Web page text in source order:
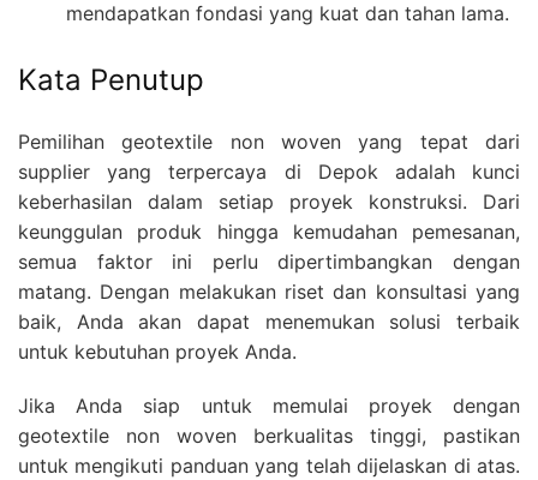
mendapatkan fondasi yang kuat dan tahan lama.
Kata Penutup
Pemilihan geotextile non woven yang tepat dari
supplier yang terpercaya di Depok adalah kunci
keberhasilan dalam setiap proyek konstruksi. Dari
keunggulan produk hingga kemudahan pemesanan,
semua faktor ini perlu dipertimbangkan dengan
matang. Dengan melakukan riset dan konsultasi yang
baik, Anda akan dapat menemukan solusi terbaik
untuk kebutuhan proyek Anda.
Jika Anda siap untuk memulai proyek dengan
geotextile non woven berkualitas tinggi, pastikan
untuk mengikuti panduan yang telah dijelaskan di atas.